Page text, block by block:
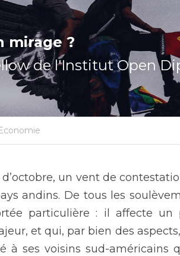
mirage ?
de l'Institut Open
un vent de
andins. De tous les
particulière : il affecte un
et qui, par bien des
à ses voisins sud-américains